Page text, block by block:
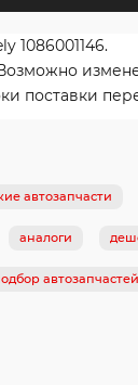
1086001146.
поставки
автозапчасти
аналоги
автозапчастей